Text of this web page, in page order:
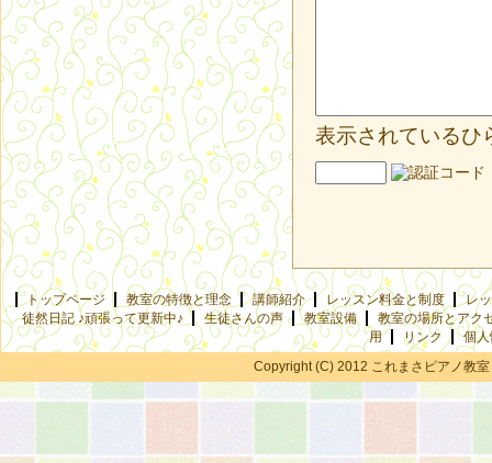
表示されているひ
トップページ 教室の特徴と理念 講師紹介 レッスン料金と制度
レ
徒然日記 ♪頑張って更新中♪
生徒さんの声 教室設備
教室の場所とアク
用
リンク
個
Copyright (C) 2012 これまさピアノ教